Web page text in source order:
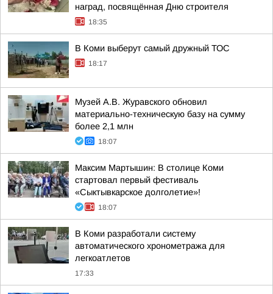
наград, посвящённая Дню строителя
18:35
В Коми выберут самый дружный ТОС
18:17
Музей А.В. Журавского обновил
материально-техническую базу на сумму
более 2,1 млн
18:07
Максим Мартышин: В столице Коми
стартовал первый фестиваль
«Сыктывкарское долголетие»!
18:07
В Коми разработали систему
автоматического хронометража для
легкоатлетов
17:33